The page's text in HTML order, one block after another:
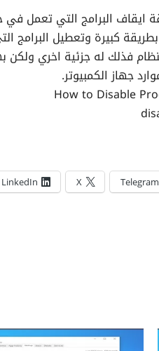
فذلك له جزئية اخري
How to Disable
Telegram
X
LinkedIn